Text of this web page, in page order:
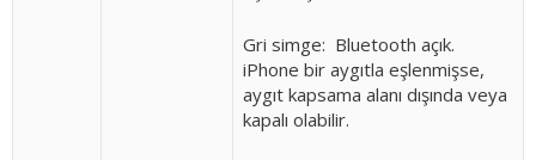
Gri simge: Bluetooth açık.
iPhone bir aygıtla eşlenmişse,
aygıt kapsama alanı dışında veya
kapalı olabilir.